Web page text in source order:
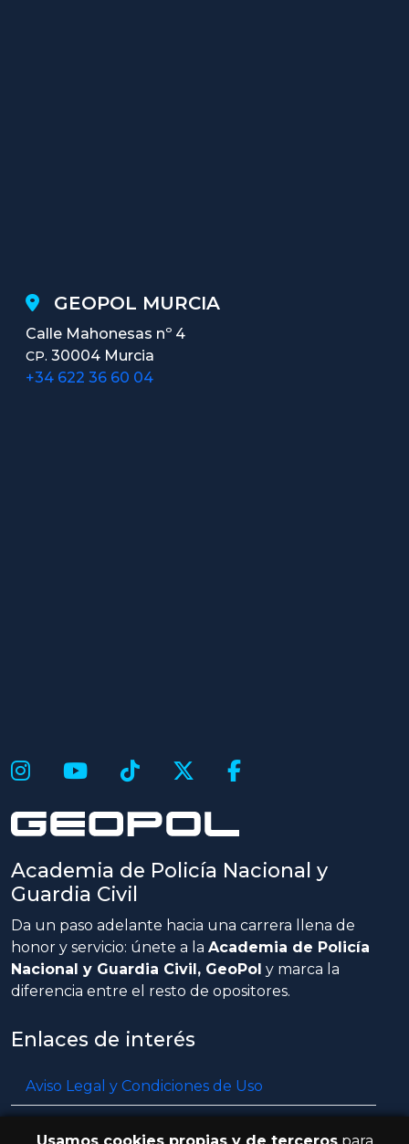
GEOPOL MURCIA
Calle Mahonesas nº 4
CP. 30004 Murcia
+34 622 36 60 04
Academia de Policía Nacional y
Guardia Civil
Da un paso adelante hacia una carrera llena de
honor y servicio: únete a la Academia de Policía
Nacional y Guardia Civil, GeoPol y marca la
diferencia entre el resto de opositores.
Enlaces de interés
Aviso Legal y Condiciones de Uso